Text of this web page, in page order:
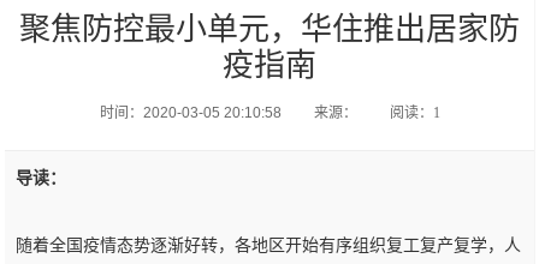
聚焦防控最小单元，华住推出居家防
疫指南
时间：2020-03-05 20:10:58 来源： 阅读：1
导读：
随着全国疫情态势逐渐好转，各地区开始有序组织复工复产复学，人